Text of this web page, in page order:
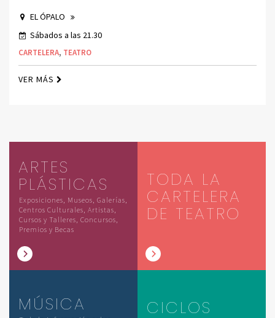
EL ÓPALO
Sábados a las 21.30
CARTELERA, TEATRO
VER MÁS
ARTES
PLÁSTICAS
Exposiciones, Museos, Galerías,
Centros Culturales, Artistas,
Cursos y Talleres, Concursos,
Premios y Becas
TODA LA
CARTELERA
DE TEATRO
MÚSICA CICLOS